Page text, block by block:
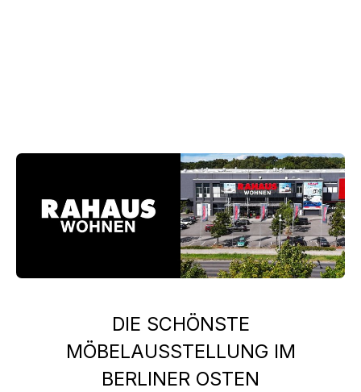
DIE SCHÖNSTE
MÖBELAUSSTELLUNG IM
BERLINER OSTEN